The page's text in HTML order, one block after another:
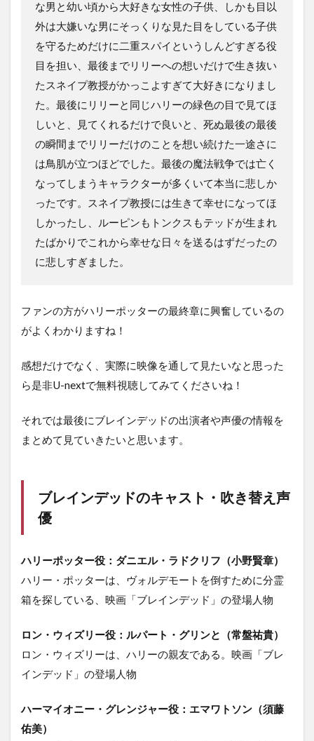
な男と幼い頃から大好きな女性の子供、しかも目以
外は大嫌いな男にそっくりな見た目をしている子供
を守るためだけに二重スパイというしんどすぎる役
目を担い、最後までリリーへの想いだけで生き抜い
たスネイプ教授がかっこよすぎて大好きになりまし
た。最後にリリーと同じハリーの緑色の目で見てほ
しいと、見てくれるだけで良いと、死ぬ最後の最後
の瞬間までリリーだけのことを想い続けた一途さに
は鳥肌が立つほどでした。最後の魔法戦争では亡く
なってしまうキャラクターが多くいて本当に悲しか
ったです。スネイプ教授には生きて幸せになってほ
しかったし、ルーピンもトンクスもテッドが生まれ
たばかりでこれから幸せな日々を送るはずだったの
に悲しすぎました。
ファンの方がハリーポッターの最終章に興奮しているの
がよくわかりますね！
感想だけでなく、実際に映像を通して見たいなと思った
ら是非U-nextで無料視聴してみてくださいね！
それでは最後にブレインデッドの出演者や声優の情報を
まとめて見ていきたいと思います。
ブレインデッドのキャスト・吹き替え声
優
ハリーポッター役：ダニエル・ラドクリフ（小野賢章）
ハリー・ポッターは、ヴォルデモートを倒すために分霊
箱を探している、映画「ブレインデッド」の登場人物
ロン・ウィズリー役：ルパート・グリンと（常盤祐貴）
ロン・ウィズリーは、ハリーの親友である。映画「ブレ
インデッド」の登場人物
ハーマイオニー・グレンジャー役：エマワトソン（須藤
佑美）